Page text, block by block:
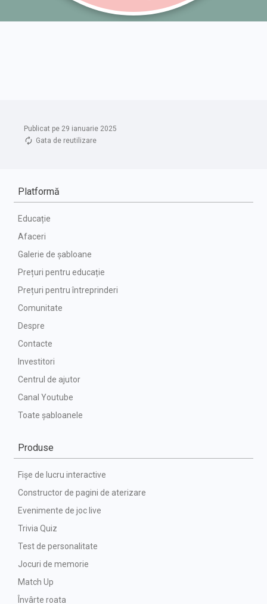
Publicat pe 29 ianuarie 2025
Gata de reutilizare
Platformă
Educație
Afaceri
Galerie de șabloane
Prețuri pentru educație
Prețuri pentru întreprinderi
Comunitate
Despre
Contacte
Investitori
Centrul de ajutor
Canal Youtube
Toate șabloanele
Produse
Fișe de lucru interactive
Constructor de pagini de aterizare
Evenimente de joc live
Trivia Quiz
Test de personalitate
Jocuri de memorie
Match Up
Învârte roata